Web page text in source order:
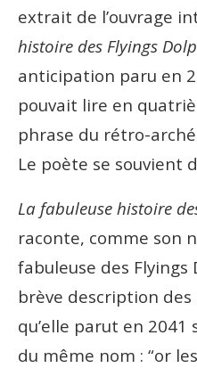
extrait de l’ouvrage
histoire des Flyings
anticipation paru en
pouvait lire en
phrase du rétro-
Le poète se souvient
La fabuleuse histoire
raconte, comme son
fabuleuse des Flyings
brève description
qu’elle parut en 2041
du même nom : “or